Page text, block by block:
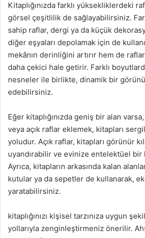
Kitaplığınızda farklı yüksekliklerdeki
görsel çeşitlilik de sağlayabilirsiniz.
sahip raflar, dergi ya da küçük
diğer eşyaları depolamak için de
mekânın derinliğini artırır hem de
daha çekici hale getirir. Farklı
nesneler ile birlikte, dinamik bir
edebilirsiniz.
Eğer kitaplığınızda geniş bir alan
veya açık raflar eklemek, kitapları
yoludur. Açık raflar, kitapları görünür
uyandırabilir ve evinize entelektüel bir
Ayrıca, kitapların arkasında kalan
kutular ya da sepetler de kullanarak,
yaratabilirsiniz.
kitaplığınızı kişisel tarzınıza uygun
yollarıyla zenginleştirmeniz önerilir.